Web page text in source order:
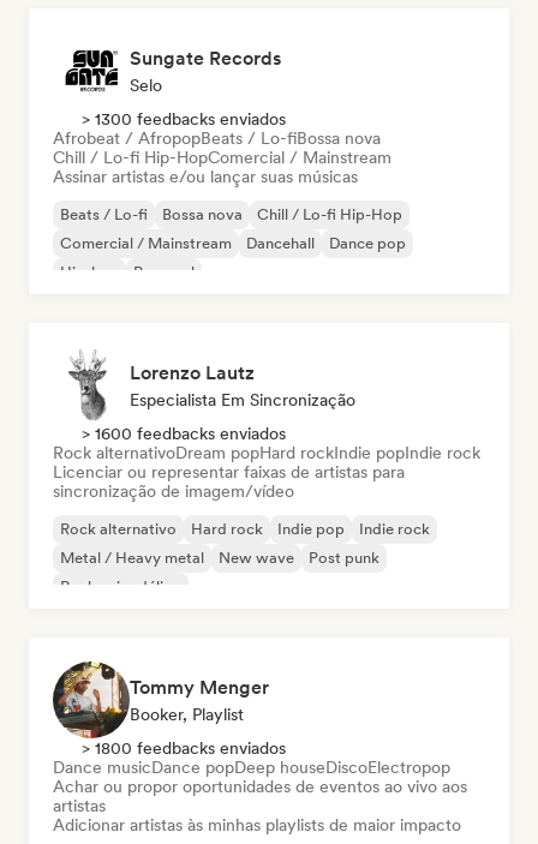
Sungate Records
Selo
> 1300 feedbacks enviados
Afrobeat / AfropopBeats / Lo-fiBossa nova
Chill / Lo-fi Hip-HopComercial / Mainstream
Assinar artistas e/ou lançar suas músicas
Beats / Lo-fi Bossa nova
Chill / Lo-fi Hip-Hop
Comercial / Mainstream
Dancehall
Dance pop
Hip-hop
Pop soul
Lorenzo Lautz
Especialista Em Sincronização
> 1600 feedbacks enviados
Rock alternativoDream popHard rockIndie popIndie rock
Licenciar ou representar faixas de artistas para
sincronização de imagem/vídeo
Rock alternativo Hard rock Indie pop
Indie rock
Metal / Heavy metal
New wave
Post punk
Rock psicodélico
Tommy Menger
Booker, Playlist
> 1800 feedbacks enviados
Dance musicDance popDeep houseDiscoElectropop
Achar ou propor oportunidades de eventos ao vivo aos
artistas
Adicionar artistas às minhas playlists de maior impacto